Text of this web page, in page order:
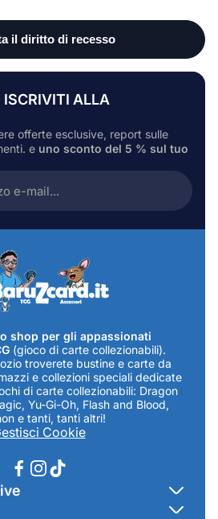
ALLA
offerte esclusive, report sulle
e uno sconto del 5 % sul tuo
shop per gli appassionati
(gioco di carte collezionabili).
troverete bustine e carte da
e collezioni speciali dedicate
di carte collezionabili: Dragon
Yu-Gi-Oh, Flash and Blood,
e tanti, tanti altri!
Cookie